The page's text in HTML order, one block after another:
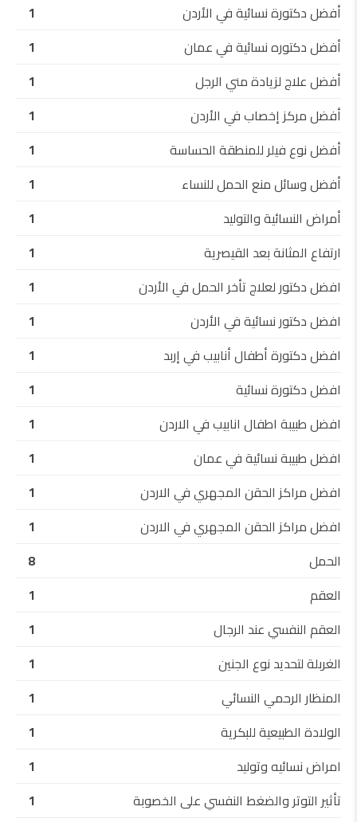
أفضل دكتورة نسائية في الأردن
1
أفضل دكتوره نسائية في عمان
1
أفضل علاج لزيادة مني الرجل
1
أفضل مركز إخصاب في الأردن
1
أفضل نوع فيلر للمنطقة الحساسة
1
أفضل وسائل منع الحمل للنساء
1
أمراض النسائية والتوليد
1
ارتفاع المثانة بعد القيصرية
1
افضل دكتور لعلاج تأخر الحمل في الأردن
1
افضل دكتور نسائية في الأردن
1
افضل دكتورة أطفال أنابيب في إربد
1
افضل دكتورة نسائية
1
افضل طبيبة اطفال انابيب في الاردن
1
افضل طبيبة نسائية في عمان
1
افضل مراكز الحقن المجهري في الاردن
1
افضل مراكز الحقن المجهري في الاردن
1
الحمل
8
العقم
1
العقم النفسي عند الرجال
1
الغربلة لتحديد نوع الجنين
1
المنظار الرحمي النسائي
1
الولادة الطبيعية للبكرية
1
امراض نسائيه وتوليد
1
تأثير التوتر والضغط النفسي على الخصوبة
1